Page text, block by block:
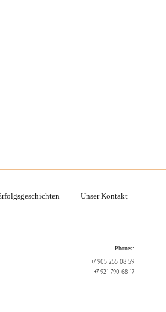
Unser Kontakt
Phones:
+7 905 255 08 59
+7 921 790 68 17